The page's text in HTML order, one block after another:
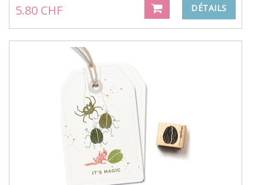
5.80 CHF DÉTAILS